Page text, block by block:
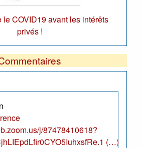
le COVID19 avant les intérêts
privés !
j/87478410618?
(…)